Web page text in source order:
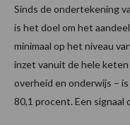
Sinds de ondertekening
is het doel om het
minimaal op het niveau
inzet vanuit de hele
overheid en onderwijs –
80,1 procent. Een signaal